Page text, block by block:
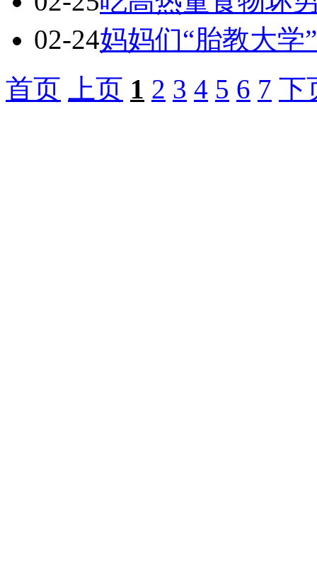
02-24妈妈们“胎教大学
首页
上页 1 2 3 4 5 6 7 下